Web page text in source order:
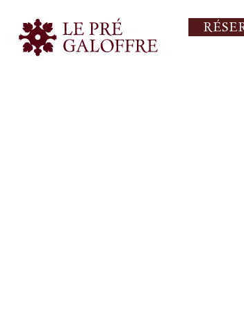
DE CHARME
À NÎMES